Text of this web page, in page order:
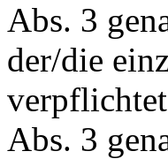
Abs. 3
der/die
Abs. 3